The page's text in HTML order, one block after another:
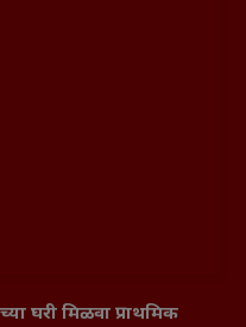
घरी मिळवा प्राथमिक